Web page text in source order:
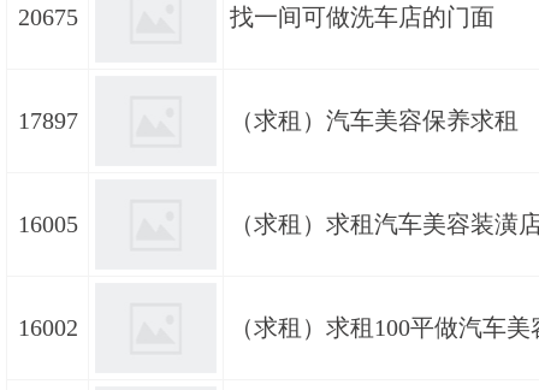
20675 找一间可做洗车店的门面
17897 （求租）汽车美容保养求租
16005 （求租）求租汽车美容装潢
16002 （求租）求租100平做汽车美